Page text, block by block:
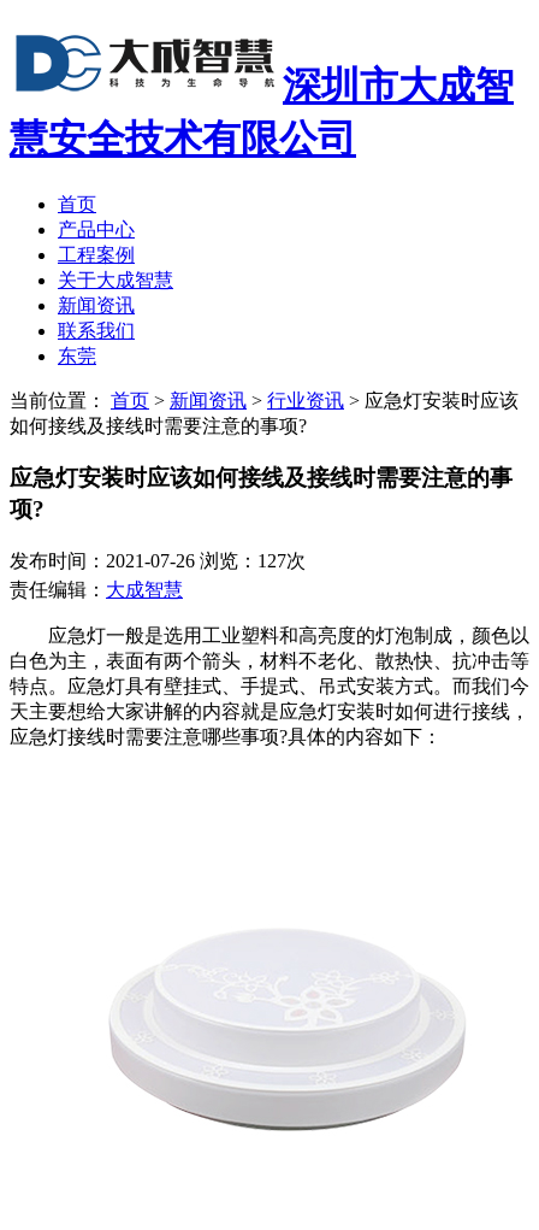
深圳市大成智
慧安全技术有限公司
首页
产品中心
工程案例
关于大成智慧
新闻资讯
联系我们
东莞
当前位置： 首页 > 新闻资讯 > 行业资讯 > 应急灯安装时应该
如何接线及接线时需要注意的事项?
应急灯安装时应该如何接线及接线时需要注意的事
项?
发布时间：2021-07-26 浏览：127次
责任编辑： 大成智慧
应急灯一般是选用工业塑料和高亮度的灯泡制成，颜色以
白色为主，表面有两个箭头，材料不老化、散热快、抗冲击等
特点。应急灯具有壁挂式、手提式、吊式安装方式。而我们今
天主要想给大家讲解的内容就是应急灯安装时如何进行接线，
应急灯接线时需要注意哪些事项?具体的内容如下：